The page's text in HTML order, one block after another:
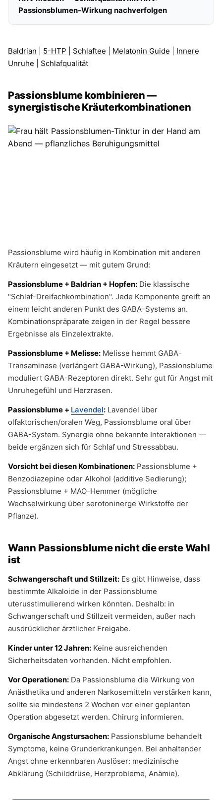
Passionsblumen-Wirkung nachverfolgen
Baldrian 5-HTP Schlaftee Melatonin Guide
Innere
Unruhe
Schlafqualität
Passionsblume kombinieren —
synergistische Kräuterkombinationen
Passionsblume wird häufig in Kombination mit anderen
Kräutern eingesetzt — mit gutem Grund:
Passionsblume + Baldrian + Hopfen: Die klassische
"Schlaf-Dreifachkombination". Jede Komponente greift an
einem leicht anderen Punkt des GABA-Systems an.
Kombinationspräparate zeigen in der Regel bessere
Ergebnisse als Einzelextrakte.
Passionsblume + Melisse: Melisse hemmt GABA-
Transaminase (verlängert GABA-Wirkung), Passionsblume
moduliert GABA-Rezeptoren direkt. Sehr gut für Angst mit
Unruhegefühl und Herzrasen.
Passionsblume + Lavendel: Lavendel über
olfaktorischen/oralen Weg, Passionsblume oral über
GABA-System. Synergie ohne bekannte Interaktionen —
beide ergänzen sich für Schlaf und Stressabbau.
Vorsicht bei diesen Kombinationen: Passionsblume +
Benzodiazepine oder Alkohol (additive Sedierung);
Passionsblume + MAO-Hemmer (mögliche
Wechselwirkung über serotoninerge Wirkstoffe der
Pflanze).
Wann Passionsblume nicht die erste Wahl
ist
Schwangerschaft und Stillzeit: Es gibt Hinweise, dass
bestimmte Alkaloide in der Passionsblume
uterusstimulierend wirken könnten. Deshalb: in
Schwangerschaft und Stillzeit vermeiden, außer nach
ausdrücklicher ärztlicher Freigabe.
Kinder unter 12 Jahren: Keine ausreichenden
Sicherheitsdaten vorhanden. Nicht empfohlen.
Vor Operationen: Da Passionsblume die Wirkung von
Anästhetika und anderen Narkosemitteln verstärken kann,
sollte sie mindestens 2 Wochen vor einer geplanten
Operation abgesetzt werden. Chirurg informieren.
Organische Angstursachen: Passionsblume behandelt
Symptome, keine Grunderkrankungen. Bei anhaltender
Angst ohne erkennbaren Auslöser: medizinische
Abklärung (Schilddrüse, Herzprobleme, Anämie).